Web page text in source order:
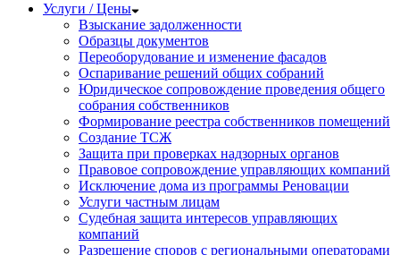
Услуги / Цены
Взыскание задолженности
Образцы документов
Переоборудование и изменение фасадов
Оспаривание решений общих собраний
Юридическое сопровождение проведения общего
собрания собственников
Формирование реестра собственников помещений
Создание ТСЖ
Защита при проверках надзорных органов
Правовое сопровождение управляющих компаний
Исключение дома из программы Реновации
Услуги частным лицам
Судебная защита интересов управляющих
компаний
Разрешение споров с региональными операторами